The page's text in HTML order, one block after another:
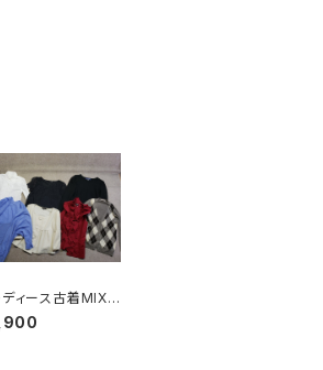
ィース古着MIX
衛門店頭品質●
ト●大量/業販/仕